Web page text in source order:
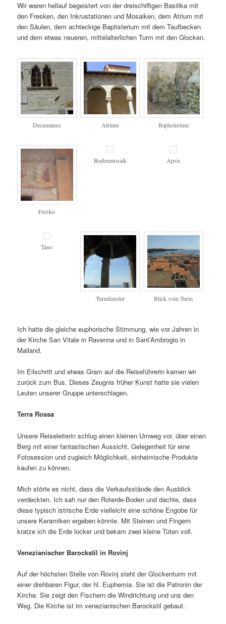
Wir waren hellauf begeistert von der dreischiffigen Basilika mit
den Fresken, den Inkrustationen und Mosaiken, dem Atrium mit
den Säulen, dem achteckige Baptisterium mit dem Taufbecken
und dem etwas neueren, mittelalterlichen Turm mit den Glocken.
Decumanus Atrium Baptisterium
Fresko
Bodenmosaik Apsis
Tano
Turmfenster Blick vom Turm
Ich hatte die gleiche euphorische Stimmung, wie vor Jahren in
der Kirche San Vitale in Ravenna und in Sant’Ambrogio in
Mailand.
Im Eilschritt und etwas Gram auf die Reiseführerin kamen wir
zurück zum Bus. Dieses Zeugnis früher Kunst hatte sie vielen
Leuten unserer Gruppe unterschlagen.
Terra Rossa
Unsere Reiseleiterin schlug einen kleinen Umweg vor, über einen
Berg mit einer fantastischen Aussicht, Gelegenheit für eine
Fotosession und zugleich Möglichkeit, einheimische Produkte
kaufen zu können.
Mich störte es nicht, dass die Verkaufsstände den Ausblick
verdeckten. Ich sah nur den Roterde-Boden und dachte, dass
diese typisch istrische Erde vielleicht eine schöne Engobe für
unsere Keramiken ergeben könnte. Mit Steinen und Fingern
kratze ich die Erde locker und bekam zwei kleine Tüten voll.
Venezianischer Barockstil in Rovinj
Auf der höchsten Stelle von Rovinj steht der Glockenturm mit
einer drehbaren Figur, der hl. Euphemia. Sie ist die Patronin der
Kirche. Sie zeigt den Fischern die Windrichtung und uns den
Weg. Die Kirche ist im venezianischen Barockstil gebaut.